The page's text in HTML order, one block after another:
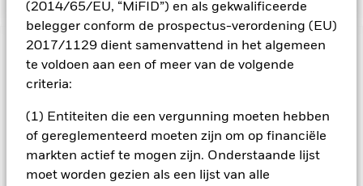
(2014/65/EU, “MiFID”) en als gekwalificeerde
belegger conform de prospectus-verordening (EU)
2017/1129 dient samenvattend in het algemeen
te voldoen aan een of meer van de volgende
criteria:
(1) Entiteiten die een vergunning moeten hebben
of gereglementeerd moeten zijn om op financiële
markten actief te mogen zijn. Onderstaande lijst
moet worden gezien als een lijst van alle
De waarde en
het rendement van beleggingen kunnen dalen en stijgen, en
zijn niet gegarandeerd. Beleggers verliezen mogelijk hun
Het fonds belegt voor een groot deel in effecten die
betreffende valutakoersen zullen invloed hebben op de
waarde van de belegging. Beleggers in dit fonds dienen zich